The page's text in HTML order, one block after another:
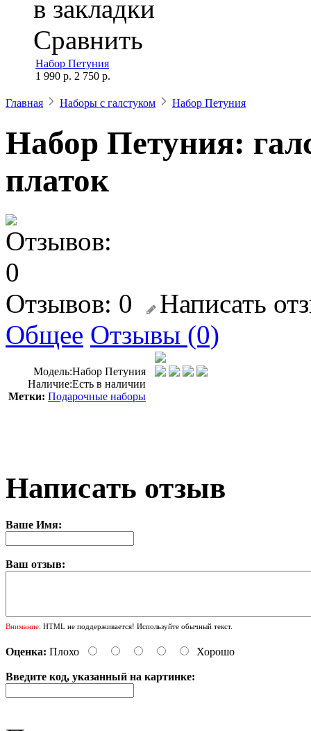
в закладки
Сравнить
Набор Петуния
1 990 р. 2 750 р.
Главная Наборы с галстуком Набор Петуния
Набор Петуния:
платок
Отзывов: 0
Написать
Общее Отзывы (0)
Модель:Набор Петуния
Наличие:Есть в наличии
Метки: Подарочные наборы
Написать отзыв
Ваше Имя:
Ваш отзыв:
Внимание: HTML не поддерживается! Используйте обычный текст.
Оценка: Плохо Хорошо
Введите код, указанный на картинке: